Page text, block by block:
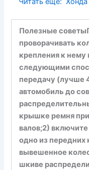
Полезные советы
проворачивать
крепления к
следующими
передачу (лучше
автомобиль до
крышке ремня
валов;2)
одно из передних
вывешенное
шкиве